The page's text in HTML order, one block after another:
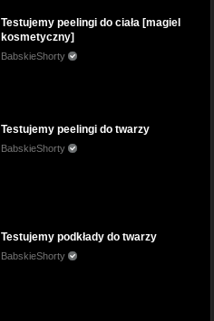
Testujemy peelingi do ciała [magiel
kosmetyczny]
BabskieShorty
Testujemy peelingi do twarzy
BabskieShorty
Testujemy podkłady do twarzy
BabskieShorty